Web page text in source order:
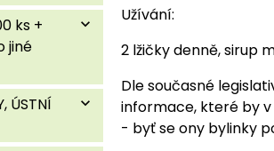
ks +
jiné
expand_more
ÚSTNÍ
expand_more
Užívání:
2 lžičky denně, sirup
Dle současné
informace, které by
- byť se ony bylinky